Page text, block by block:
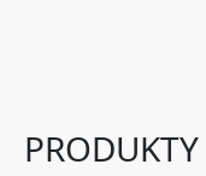
PRODUKTY